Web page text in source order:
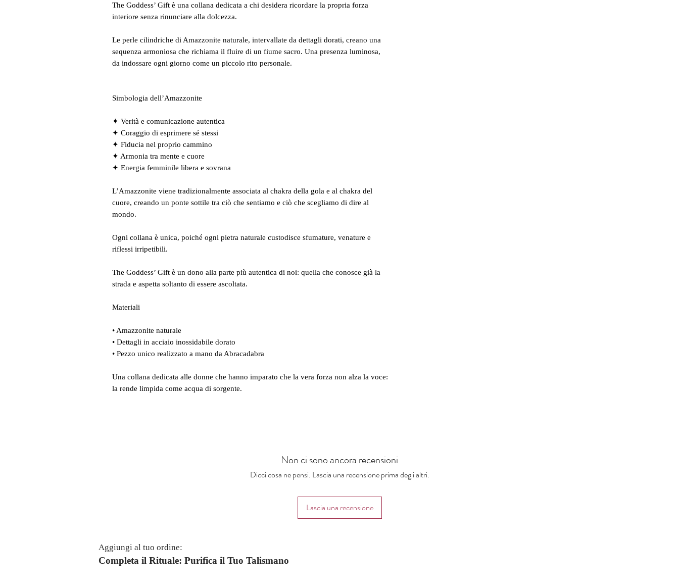
The Goddess’ Gift è una collana dedicata a chi desidera ricordare la propria forza
interiore senza rinunciare alla dolcezza.
Le perle cilindriche di Amazzonite naturale, intervallate da dettagli dorati, creano una
sequenza armoniosa che richiama il fluire di un fiume sacro. Una presenza luminosa,
da indossare ogni giorno come un piccolo rito personale.
Simbologia dell’Amazzonite
✦ Verità e comunicazione autentica
✦ Coraggio di esprimere sé stessi
✦ Fiducia nel proprio cammino
✦ Armonia tra mente e cuore
✦ Energia femminile libera e sovrana
L’Amazzonite viene tradizionalmente associata al chakra della gola e al chakra del
cuore, creando un ponte sottile tra ciò che sentiamo e ciò che scegliamo di dire al
mondo.
Ogni collana è unica, poiché ogni pietra naturale custodisce sfumature, venature e
riflessi irripetibili.
The Goddess’ Gift è un dono alla parte più autentica di noi: quella che conosce già la
strada e aspetta soltanto di essere ascoltata.
Materiali
• Amazzonite naturale
• Dettagli in acciaio inossidabile dorato
• Pezzo unico realizzato a mano da Abracadabra
Una collana dedicata alle donne che hanno imparato che la vera forza non alza la voce:
la rende limpida come acqua di sorgente.
Non ci sono ancora recensioni
Dicci cosa ne pensi. Lascia una recensione prima degli altri.
Lascia una recensione
Aggiungi al tuo ordine:
Completa il Rituale: Purifica il Tuo Talismano